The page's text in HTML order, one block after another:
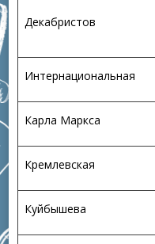
Декабристов
Интернациональная
Карла Маркса
Кремлевская
Куйбышева